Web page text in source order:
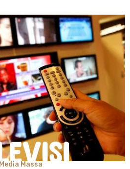
Media Massa